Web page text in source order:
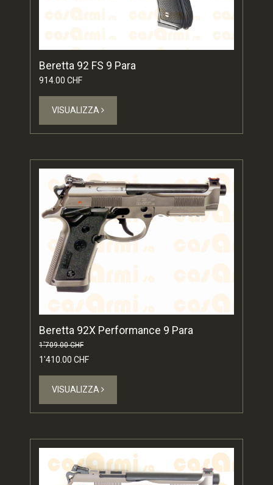
Beretta 92 FS 9 Para
914.00 CHF
VISUALIZZA
Beretta 92X Performance 9 Para
1'709.00 CHF
1'410.00 CHF
VISUALIZZA